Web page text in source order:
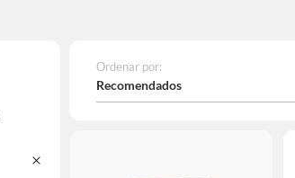
Ordenar por:
Recomendados